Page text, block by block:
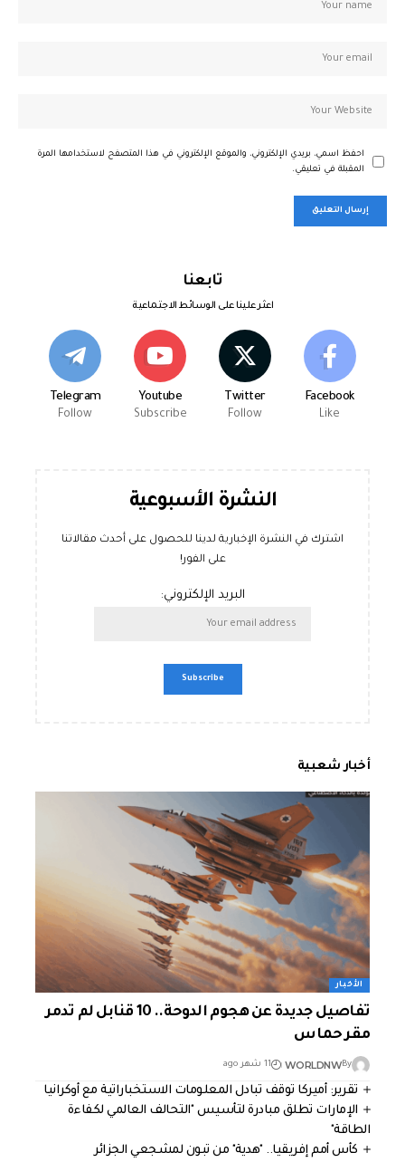
احفظ اسمي، بريدي الإلكتروني، والموقع الإلكتروني في هذا المتصفح لاستخدامها المرة
المقبلة في تعليقي.
تابعنا
اعثر علينا على الوسائط الاجتماعية
Facebook
Like
Twitter
Follow
Youtube
Subscribe
Telegram
Follow
النشرة الأسبوعية
اشترك في النشرة الإخبارية لدينا للحصول على أحدث مقالاتنا
على الفور!
البريد الإلكتروني:
أخبار شعبية
الأخبار
تفاصيل جديدة عن هجوم الدوحة.. 10 قنابل لم تدمر
مقر حماس
By
WORLDNW 11 شهر ago
تقرير: أميركا توقف تبادل المعلومات الاستخباراتية مع أوكرانيا
الإمارات تطلق مبادرة لتأسيس "التحالف العالمي لكفاءة
الطاقة"
كأس أمم إفريقيا.. "هدية" من تبون لمشجعي الجزائر